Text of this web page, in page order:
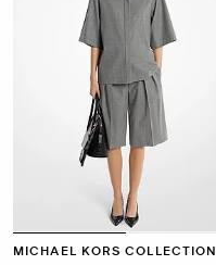
MICHAEL KORS COLLECTION